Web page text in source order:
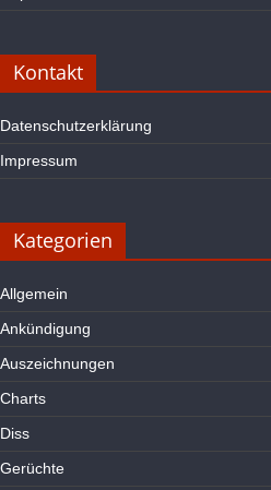
Kontakt
Datenschutzerklärung
Impressum
Kategorien
Allgemein
Ankündigung
Auszeichnungen
Charts
Diss
Gerüchte